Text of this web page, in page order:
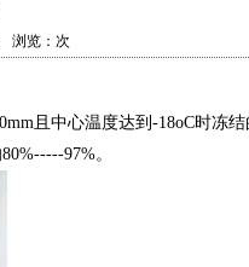
览： 次
且中心温度达到-18oC时冻结
97%。